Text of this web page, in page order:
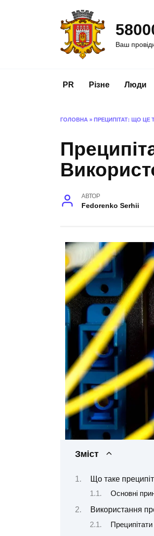
Ваш
PR Різне Люди
ГОЛОВНА » ПРЕЦИПІТАТ: ЩО ЦЕ
АВТОР
Fedorenko Serhii
Зміст
Що таке
Основні
Використання